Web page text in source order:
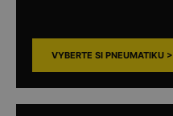
VYBERTE SI PNEUMATIKU >